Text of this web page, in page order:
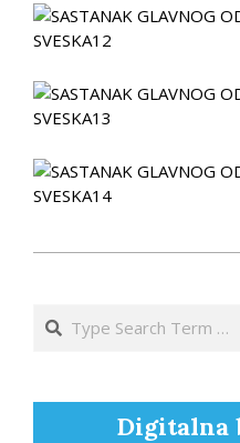
28
Search
Digitalna